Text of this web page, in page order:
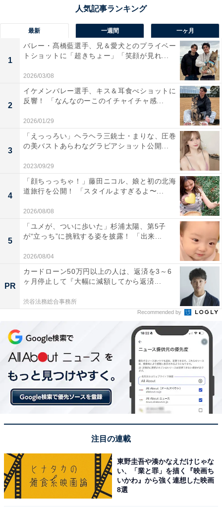
最新 一週間 一ヶ月
1
バレー・髙橋藍選手、兄＆愛犬とのプライベー
トショットに「超きちょー」「笑顔が見れ...
2026/03/08
2
イケメンバレー選手、キス＆耳食べショットに
反響！ 「なんなのーこのイチャイチャ感...
2026/01/29
3
「えっっろい」ヘラヘラ三銃士・まりな、圧巻
の美バストあらわなグラビアショット公開...
2023/09/29
4
「顔ちっっちゃ！」藤田ニコル、娘と初の北海
道旅行を公開！ 「スタイルよすぎるよ〜...
2026/08/08
5
「ユメが、ついに歩いた」杉浦太陽、第5子
が“立っち”に挑戦する姿を披露！ 「出来...
2026/08/04
PR
カードローン50万円以上の人は、返済を3～6
ヶ月停止して『大幅に減額してから返済...
渋谷法務総合事務所
Recommended by
注目の連載
東野圭吾や湊かなえだけじゃな
い、「業と罪」を描く『映画ち
いかわ』から強く連想した映画
8選